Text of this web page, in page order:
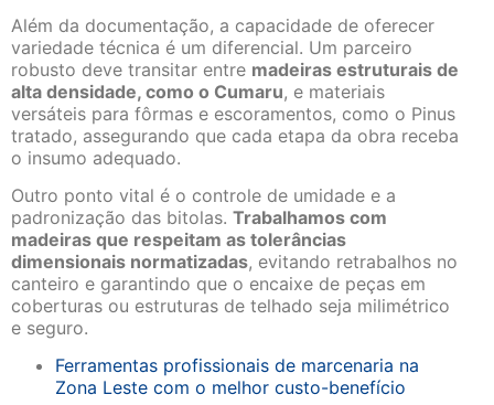
Além da documentação, a capacidade de oferecer
variedade técnica é um diferencial. Um parceiro
robusto deve transitar entre madeiras estruturais de
alta densidade, como o Cumaru, e materiais
versáteis para fôrmas e escoramentos, como o Pinus
tratado, assegurando que cada etapa da obra receba
o insumo adequado.
Outro ponto vital é o controle de umidade e a
padronização das bitolas. Trabalhamos com
madeiras que respeitam as tolerâncias
dimensionais normatizadas, evitando retrabalhos no
canteiro e garantindo que o encaixe de peças em
coberturas ou estruturas de telhado seja milimétrico
e seguro.
Ferramentas profissionais de marcenaria na
Zona Leste com o melhor custo-benefício